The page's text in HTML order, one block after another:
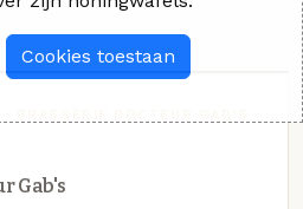
Gab's
Cookies toestaan